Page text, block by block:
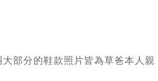
部分的鞋款照片皆為草爸本人親